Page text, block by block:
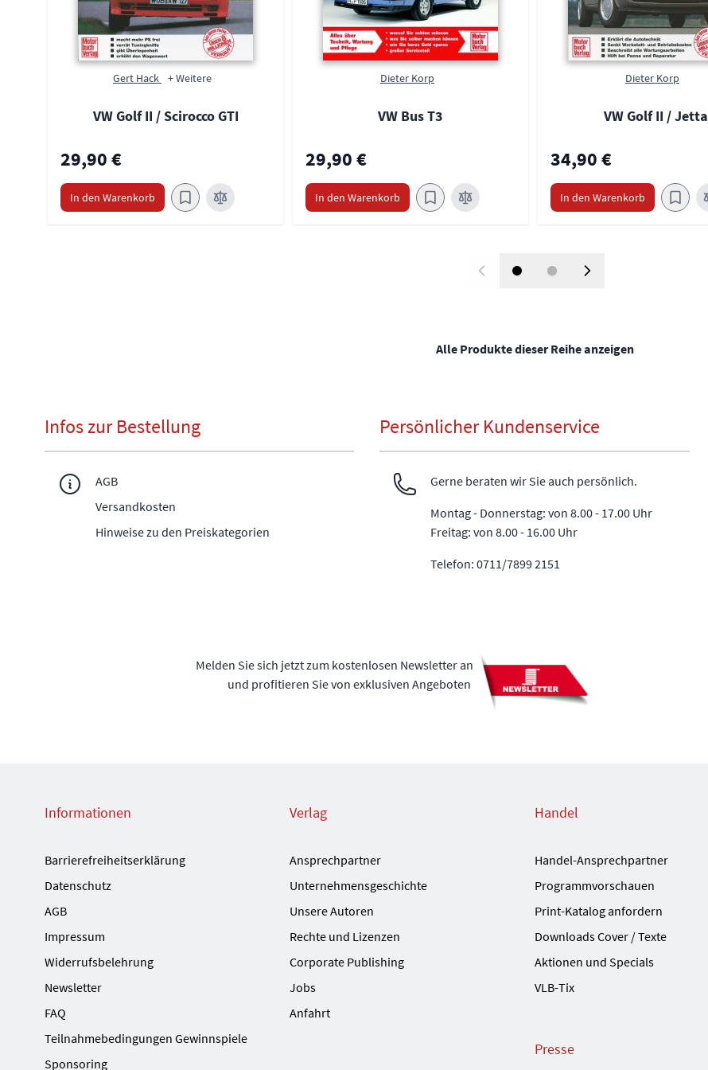
Gert Hack + Weitere
VW Golf II / Scirocco GTI
29,90 €
In den Warenkorb
Dieter Korp
VW Bus T3
29,90 €
In den Warenkorb
Dieter Korp
VW Golf II / Jetta
34,90 €
In den Warenkorb
Alle Produkte dieser Reihe anzeigen
Infos zur Bestellung
AGB
Versandkosten
Hinweise zu den Preiskategorien
Persönlicher Kundenservice
Gerne beraten wir Sie auch persönlich.
Montag - Donnerstag: von 8.00 - 17.00 Uhr
Freitag: von 8.00 - 16.00 Uhr
Telefon: 0711/7899 2151
Melden Sie sich jetzt zum kostenlosen Newsletter an
und profitieren Sie von exklusiven Angeboten
Informationen
Barrierefreiheitserklärung
Datenschutz
AGB
Impressum
Widerrufsbelehrung
Newsletter
FAQ
Teilnahmebedingungen Gewinnspiele
Sponsoring
Verlag
Ansprechpartner
Unternehmensgeschichte
Unsere Autoren
Rechte und Lizenzen
Corporate Publishing
Jobs
Anfahrt
Handel
Handel-Ansprechpartner
Programmvorschauen
Print-Katalog anfordern
Downloads Cover / Texte
Aktionen und Specials
VLB-Tix
Presse